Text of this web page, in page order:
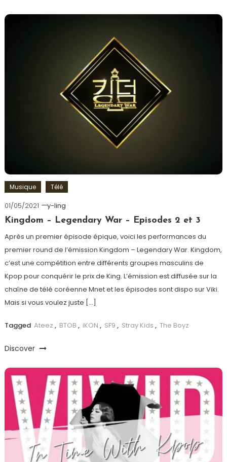
Musique Télé
01/05/2021
y-ling
Kingdom – Legendary War – Episodes 2 et 3
Après un premier épisode épique, voici les performances du
premier round de l’émission Kingdom – Legendary War. Kingdom,
c’est une compétition entre différents groupes masculins de
Kpop pour conquérir le prix de King. L’émission est diffusée sur la
chaîne de télé coréenne Mnet et les épisodes sont dispo sur Viki.
Mais si vous voulez juste […]
Tagged Ateez , BTOB , iKON , SF9 , Stray Kids , The Boyz
Discover